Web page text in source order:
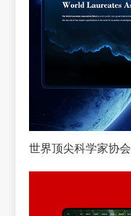
世界顶尖科学家协会